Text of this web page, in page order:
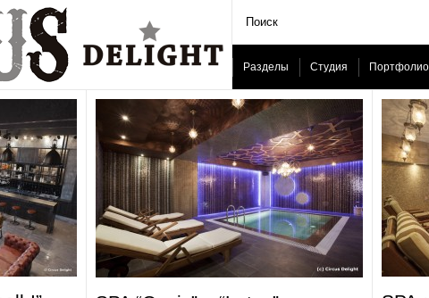
Разделы Студия Портфолио